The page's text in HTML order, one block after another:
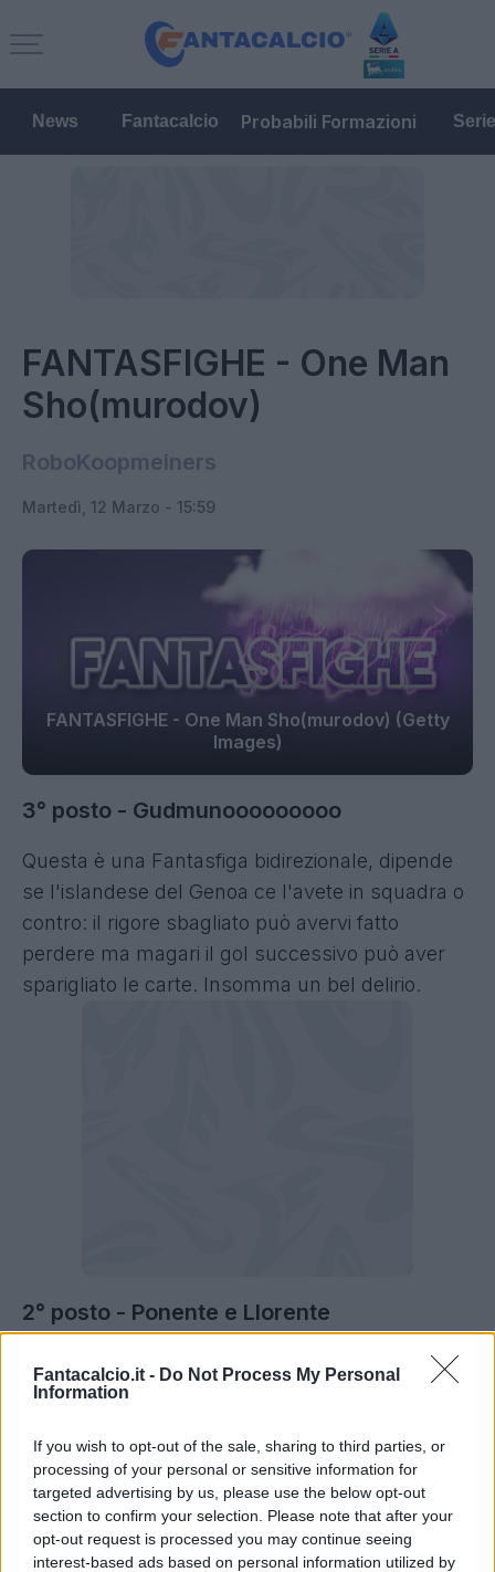
Fantacalcio.it - Do Not Process My Personal
Information
If you wish to opt-out of the sale, sharing to third parties, or
processing of your personal or sensitive information for
targeted advertising by us, please use the below opt-out
section to confirm your selection. Please note that after your
opt-out request is processed you may continue seeing
interest-based ads based on personal information utilized by
News Fantacalcio Probabili Formazioni
FANTASFIGHE - One Man
Sho(murodov)
RoboKoopmeiners
Martedì, 12 Marzo - 15:59
FANTASFIGHE - One Man Sho(murodov) (Getty
Images)
3° posto - Gudmunooooooooo
Questa è una Fantasfiga bidirezionale, dipende
se l'islandese del Genoa ce l'avete in squadra o
contro: il rigore sbagliato può avervi fatto
perdere ma magari il gol successivo può aver
sparigliato le carte. Insomma un bel delirio.
2° posto - Ponente e Llorente
Ma quanto è bello quando c'è il primo gol in
campionato di un giocatore e per di più al 95'?
Come? Ce l'avevi contro e tutta questa bellezza
non la vedi? Ah, ti capisco...
1° posto - Kaio triste